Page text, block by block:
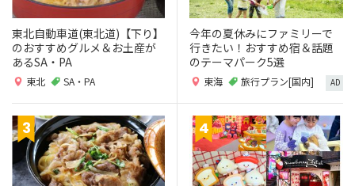
東北自動車道(東北道)【下り】
のおすすめグルメ＆お土産が
あるSA・PA
東北 SA・PA
今年の夏休みにファミリーで
行きたい！おすすめ宿＆話題
のテーマパーク5選
東海 旅行プラン[国内] AD